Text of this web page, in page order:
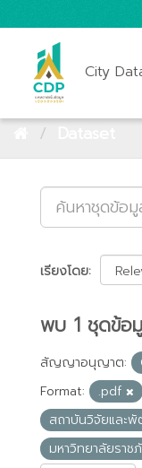
City
เรียงโดย
พบ 1 ชุดข้อ
สัญญาอนุญาต:
Format:
.pdf
สถาบันวิจัยและ
มหาวิทยาลัยราช